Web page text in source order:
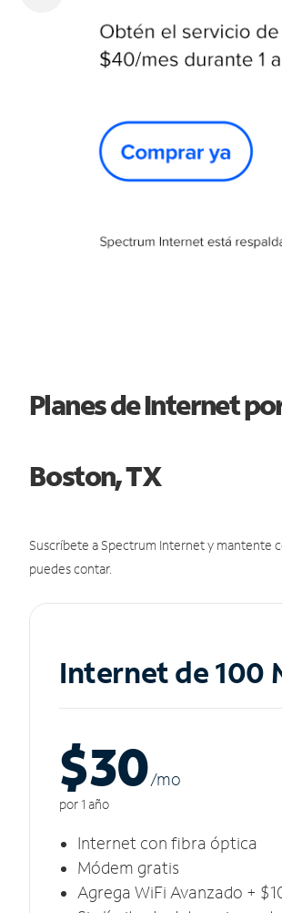
Planes de Internet
Boston, TX
Suscríbete a Spectrum Internet y mantente
puedes contar.
Internet de 100
$30/mo
por 1 año
Internet con fibra óptica
Módem gratis
Agrega WiFi Avanzado +